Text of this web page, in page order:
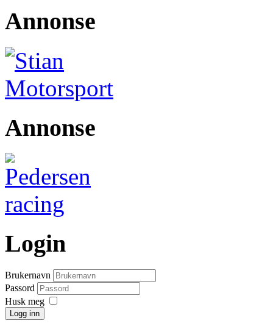
Annonse
Annonse
Login
Brukernavn
Passord
Husk meg
Logg inn